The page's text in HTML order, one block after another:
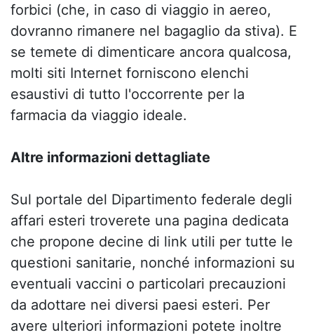
forbici (che, in caso di viaggio in aereo,
dovranno rimanere nel bagaglio da stiva). E
se temete di dimenticare ancora qualcosa,
molti siti Internet forniscono elenchi
esaustivi di tutto l'occorrente per la
farmacia da viaggio ideale.
Altre informazioni dettagliate
Sul portale del Dipartimento federale degli
affari esteri troverete una pagina dedicata
che propone decine di link utili per tutte le
questioni sanitarie, nonché informazioni su
eventuali vaccini o particolari precauzioni
da adottare nei diversi paesi esteri. Per
avere ulteriori informazioni potete inoltre